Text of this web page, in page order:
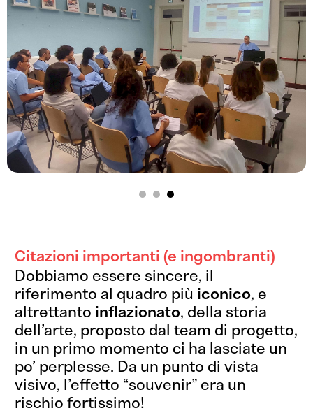
Citazioni importanti (e ingombranti)
Dobbiamo essere sincere, il
riferimento al quadro più iconico, e
altrettanto inflazionato, della storia
dell’arte, proposto dal team di progetto,
in un primo momento ci ha lasciate un
po’ perplesse. Da un punto di vista
visivo, l’effetto “souvenir” era un
rischio fortissimo!